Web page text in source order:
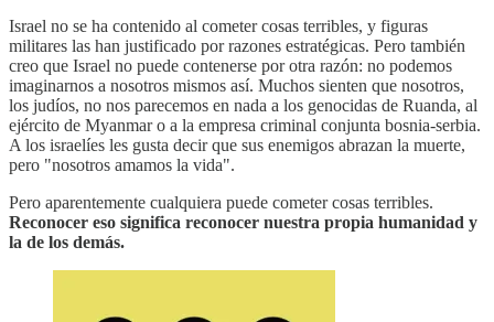
Israel no se ha contenido al cometer cosas terribles, y figuras
militares las han justificado por razones estratégicas. Pero también
creo que Israel no puede contenerse por otra razón: no podemos
imaginarnos a nosotros mismos así. Muchos sienten que nosotros,
los judíos, no nos parecemos en nada a los genocidas de Ruanda, al
ejército de Myanmar o a la empresa criminal conjunta bosnia-serbia.
A los israelíes les gusta decir que sus enemigos abrazan la muerte,
pero "nosotros amamos la vida".
Pero aparentemente cualquiera puede cometer cosas terribles.
Reconocer eso significa reconocer nuestra propia humanidad y
la de los demás.